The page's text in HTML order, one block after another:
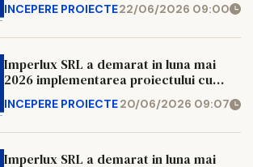
performanta si dezvoltare “, cod SMIS
INCEPERE PROIECTE22/06/2026 09:00
Imperlux SRL a demarat in luna mai
2026 implementarea proiectului cu
titlul “Dezvoltare activitate de confectii
metalice “, cod SMIS 348796,
INCEPERE PROIECTE20/06/2026 09:07
Imperlux SRL a demarat in luna mai